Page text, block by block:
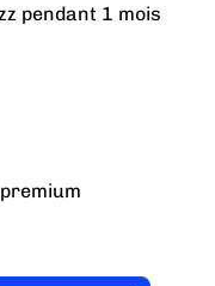
pendant 1 mois